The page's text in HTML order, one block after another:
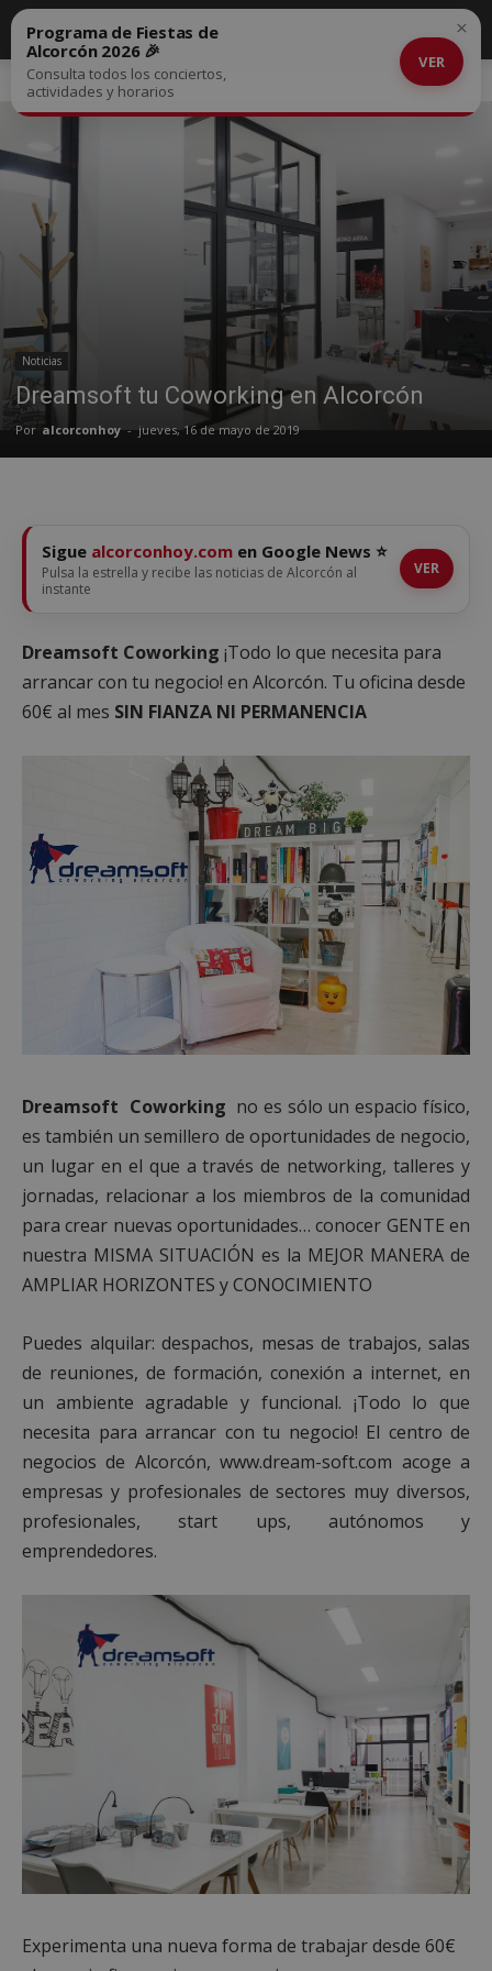
Inicio Noticias
Noticias
Dreamsoft tu Coworking en Alcorcón
Por alcorconhoy - jueves, 16 de mayo de 2019
Programa de Fiestas de
Alcorcón 2026 🎉
Consulta todos los conciertos,
actividades y horarios
VER
×
Sigue alcorconhoy.com en Google News ⭐
Pulsa la estrella y recibe las noticias de Alcorcón al
instante
VER
Dreamsoft Coworking ¡Todo lo que necesita para
arrancar con tu negocio! en Alcorcón. Tu oficina desde
60€ al mes SIN FIANZA NI PERMANENCIA
Dreamsoft Coworking no es sólo un espacio físico,
es también un semillero de oportunidades de negocio,
un lugar en el que a través de networking, talleres y
jornadas, relacionar a los miembros de la comunidad
para crear nuevas oportunidades… conocer GENTE en
nuestra MISMA SITUACIÓN es la MEJOR MANERA de
AMPLIAR HORIZONTES y CONOCIMIENTO
Puedes alquilar: despachos, mesas de trabajos, salas
de reuniones, de formación, conexión a internet, en
un ambiente agradable y funcional. ¡Todo lo que
necesita para arrancar con tu negocio! El centro de
negocios de Alcorcón, www.dream-soft.com acoge a
empresas y profesionales de sectores muy diversos,
profesionales, start ups, autónomos y
emprendedores.
Experimenta una nueva forma de trabajar desde 60€